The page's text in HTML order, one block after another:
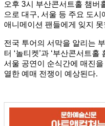
오후 3시 부산콘서트홀 챔버
으로 대구, 서울 등 주요 도
애니메이션 팬들에게 잊지
전국 투어의 서막을 알리는
터 ‘놀티켓’과 ‘부산콘서트
서울 공연이 순식간에 매진을
열한 예매 전쟁이 예상된다.